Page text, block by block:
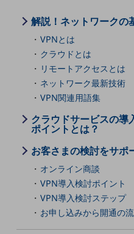
自治体
医療・介護
キーワードで探す
モバイルTOP
法人向けスマホ・携帯に関する、
解説！ネットワークの
VPNとは
クラウドとは
リモートアクセスとは
ネットワーク最新技術
VPN関連用語集
クラウドサービスの導
ポイントとは？
お客さまの検討をサポ
オンライン商談
VPN導入検討ポイント
VPN導入検討ステップ
お申し込みから開通の